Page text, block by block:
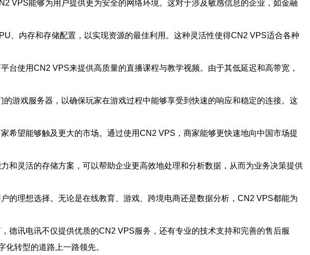
VPS能够为用户提供更为安全的网络环境。这对于涉及敏感信息的企业，如金融
、内存和存储配置，以实现资源的最佳利用。这种灵活性使得CN2 VPS适合各种
使用CN2 VPS来提供高质量的直播课程与教学视频。由于其低延迟和高带宽，
游戏服务器，以确保玩家在游戏过程中能够享受到快速的响应和稳定的连接。这
希望能够触及更大的市场。通过使用CN2 VPS，商家能够更快速地向中国市场提
和灵活的存储方案，可以帮助企业更高效地处理和分析数据，从而为业务决策提供
的理想选择。无论是在线教育、游戏、跨境电商还是数据分析，CN2 VPS都能为
德讯电讯不仅提供优质的CN2 VPS服务，还有专业的技术支持和完善的售后服
转型的道路上一路领先。